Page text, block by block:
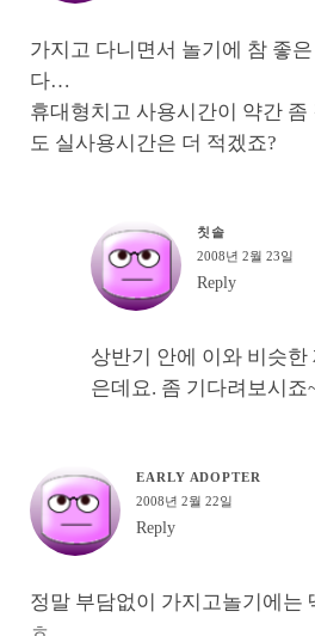
가지고 다니면서 놀기에 참 좋
다…
휴대형치고 사용시간이 약간 좀
도 실사용시간은 더 적겠죠?
칫솔
2008년 2월 23일
Reply
상반기 안에 이와 비슷
은데요. 좀 기다려보시죠
EARLY ADOPTER
2008년 2월 22일
Reply
정말 부담없이 가지고놀기에